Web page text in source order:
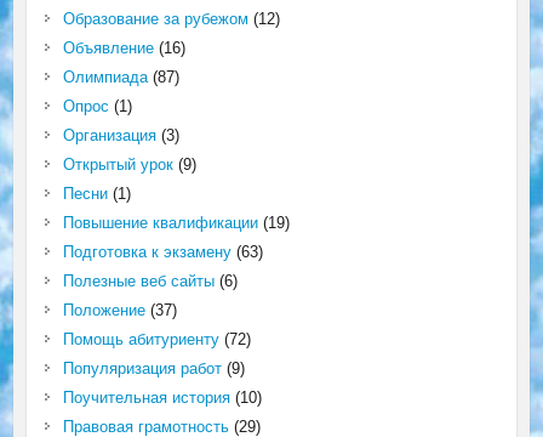
Образование за рубежом (12)
Объявление(16)
Олимпиада(87)
Опрос (1)
Организация(3)
Открытый урок(9)
Песни(1)
Повышение квалификации(19)
Подготовка к экзамену(63)
Полезные веб сайты(6)
Положение(37)
Помощь абитуриенту(72)
Популяризация работ(9)
Поучительная история(10)
Правовая грамотность(29)